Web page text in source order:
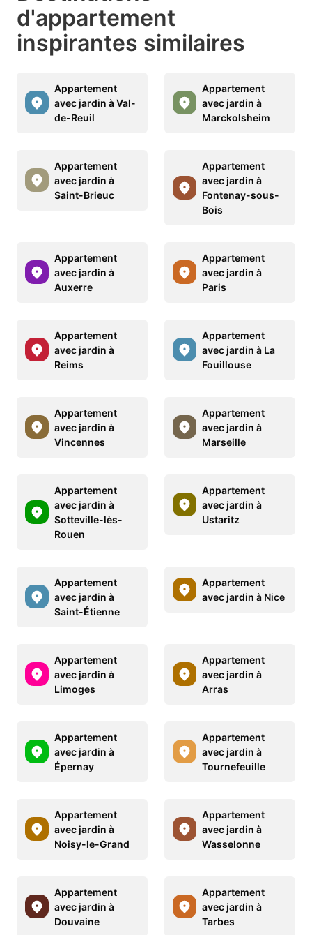
d'appartement
inspirantes similaires
Appartement
avec jardin à Val-
de-Reuil
Appartement
avec jardin à
Marckolsheim
Appartement
avec jardin à
Saint-Brieuc
Appartement
avec jardin à
Fontenay-sous-
Bois
Appartement
avec jardin à
Auxerre
Appartement
avec jardin à
Paris
Appartement
avec jardin à
Reims
Appartement
avec jardin à La
Fouillouse
Appartement
avec jardin à
Vincennes
Appartement
avec jardin à
Marseille
Appartement
avec jardin à
Sotteville-lès-
Rouen
Appartement
avec jardin à
Ustaritz
Appartement
avec jardin à
Saint-Étienne
Appartement
avec jardin à Nice
Appartement
avec jardin à
Limoges
Appartement
avec jardin à
Arras
Appartement
avec jardin à
Épernay
Appartement
avec jardin à
Tournefeuille
Appartement
avec jardin à
Noisy-le-Grand
Appartement
avec jardin à
Wasselonne
Appartement
avec jardin à
Douvaine
Appartement
avec jardin à
Tarbes